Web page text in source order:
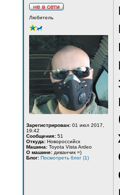
Любитель
Зарегистрирован: 01 июл 2017,
19:42
Сообщения: 51
Откуда: Новороссийск
Машина: Toyota Vista Ardeo
О машине: диванчик =)
Блог: Посмотреть блог (1)